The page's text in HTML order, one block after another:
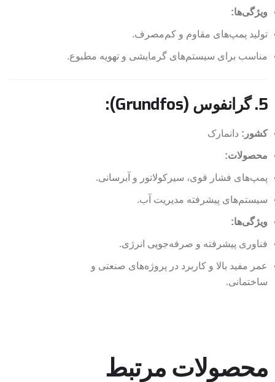
ویژگی‌ها:
تولید پمپ‌های مقاوم و کم‌مصرف.
مناسب برای سیستم‌های گرمایشی و تهویه مطبوع.
5. گرانفوس (Grundfos):
کشور: دانمارک
محصولات:
پمپ‌های فشار قوی، سیرکولاتور و آبرسانی.
سیستم‌های پیشرفته مدیریت آب.
ویژگی‌ها:
فناوری پیشرفته و صرفه‌جویی انرژی.
عمر مفید بالا و کاربرد در پروژه‌های صنعتی و
ساختمانی.
محصولات مرتبط